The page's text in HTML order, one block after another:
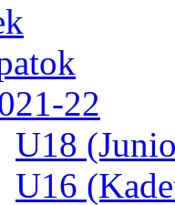
22
U18
U16